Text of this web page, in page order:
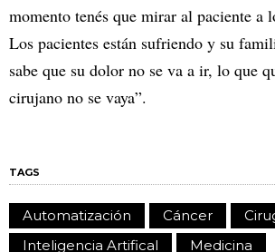
momento tenés que mirar al paciente a
Los pacientes están sufriendo y su
sabe que su dolor no se va a ir, lo que
cirujano no se vaya”.
TAGS
Automatización Cáncer
Inteligencia Artifical
Medicina